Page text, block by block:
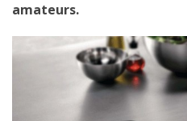
amateurs.